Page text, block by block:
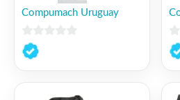
Compumach Uruguay
0
de
0
de